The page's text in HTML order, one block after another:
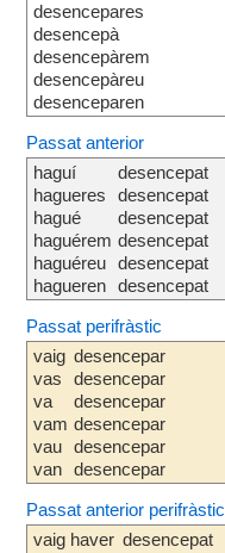
desencepares
desencepà
desencepàrem
desencepàreu
desenceparen
Passat anterior
haguí
hagueres
hagué
haguérem
haguéreu
hagueren
desencepat
desencepat
desencepat
desencepat
desencepat
desencepat
Passat perifràstic
vaig
vas
va
vam
vau
van
desencepar
desencepar
desencepar
desencepar
desencepar
desencepar
Passat anterior perifràstic
vaig haver desencepat